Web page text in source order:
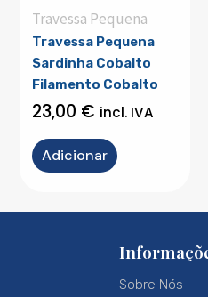
Travessa Pequena
Travessa Pequena
Sardinha Cobalto
Filamento Cobalto
23,00 € incl. IVA
Adicionar
Sobre Nós